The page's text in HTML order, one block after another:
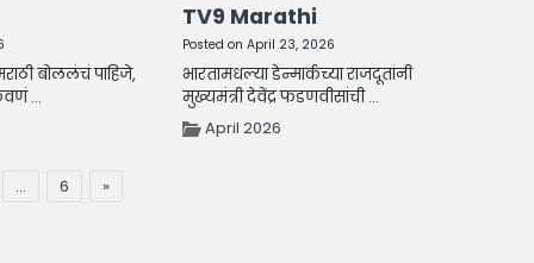
मराठी बोललंचं पाहिजे,
...
TV9 Marathi
Posted on April 23, 2026
भारतामधल्या डेन्मार्कच्या राजदूतांनी
मुख्यमंत्री देवेंद्र फडणवीसांची ...
April 2026
… 6 »